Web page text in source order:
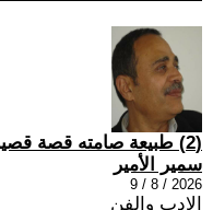
(2) طبيعة صامته قصة قصيرة
سمير الأمير
2026 / 8 / 9
الادب والفن